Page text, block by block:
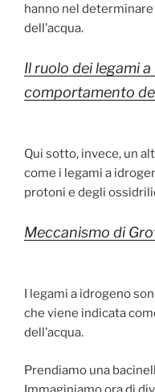
hanno nel
dell’acqua.
Il ruolo dei legami
comportamento
Qui sotto, invece, un
come i legami a
protoni e degli
Meccanismo di
I legami a idrogeno
che viene indicata
dell’acqua.
Prendiamo una